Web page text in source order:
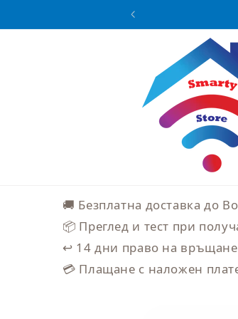
🚚 Безплатна доставка до
📦 Преглед и тест при
↩️ 14 дни право на връщане
💳 Плащане с наложен